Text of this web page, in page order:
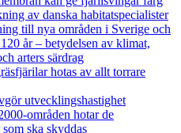
av danska habitatspecialister
till nya områden i Sverige och
år– betydelsen av klimat,
arters särdrag
hotas av allt torrare
utvecklingshastighet
områden hotar de
ska skyddas